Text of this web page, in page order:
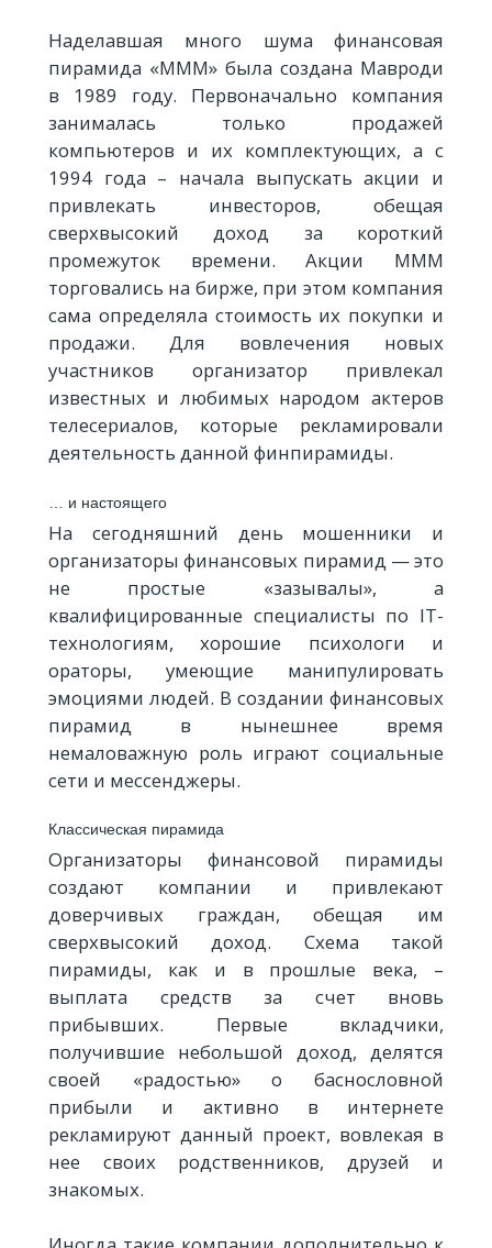
Наделавшая много шума финансовая
пирамида «МММ» была создана Мавроди
в 1989 году. Первоначально компания
занималась только продажей
компьютеров и их комплектующих, а с
1994 года – начала выпускать акции и
привлекать инвесторов, обещая
сверхвысокий доход за короткий
промежуток времени. Акции МММ
торговались на бирже, при этом компания
сама определяла стоимость их покупки и
продажи. Для вовлечения новых
участников организатор привлекал
известных и любимых народом актеров
телесериалов, которые рекламировали
деятельность данной финпирамиды.
… и настоящего
На сегодняшний день мошенники и
организаторы финансовых пирамид — это
не простые «зазывалы», а
квалифицированные специалисты по IT-
технологиям, хорошие психологи и
ораторы, умеющие манипулировать
эмоциями людей. В создании финансовых
пирамид в нынешнее время
немаловажную роль играют социальные
сети и мессенджеры.
Классическая пирамида
Организаторы финансовой пирамиды
создают компании и привлекают
доверчивых граждан, обещая им
сверхвысокий доход. Схема такой
пирамиды, как и в прошлые века, –
выплата средств за счет вновь
прибывших. Первые вкладчики,
получившие небольшой доход, делятся
своей «радостью» о баснословной
прибыли и активно в интернете
рекламируют данный проект, вовлекая в
нее своих родственников, друзей и
знакомых.